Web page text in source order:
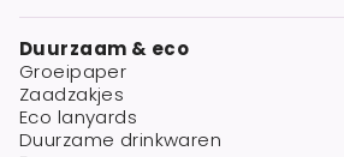
Duurzaam & eco
Groeipaper
Zaadzakjes
Eco lanyards
Duurzame drinkwaren